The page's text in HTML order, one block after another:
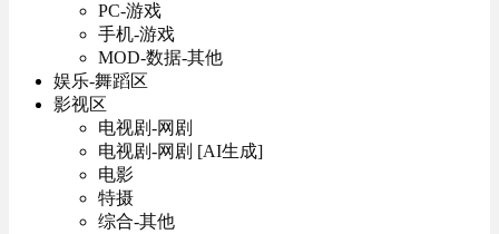
PC-游戏
手机-游戏
MOD-数据-其他
娱乐-舞蹈区
影视区
电视剧-网剧
电视剧-网剧 [AI生成]
电影
特摄
综合-其他